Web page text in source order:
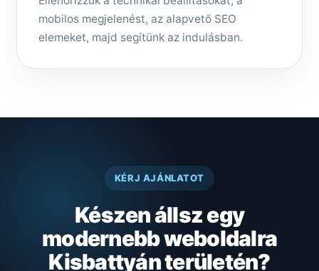
mobilos megjelenést, az alapvető SEO
elemeket, majd segítünk az indulásban.
KÉRJ AJÁNLATOT
Készen állsz egy
modernebb weboldalra
Kisbattyán területén?